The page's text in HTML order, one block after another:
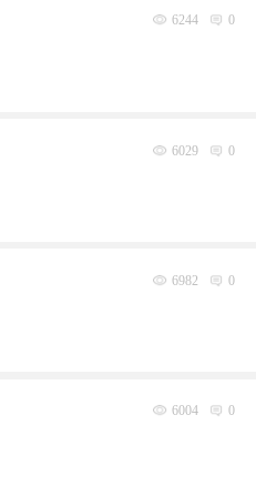
6244 0
6029 0
6982 0
6004 0